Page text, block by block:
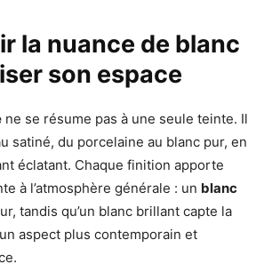
la nuance de blanc
son espace
ne se résume pas à une seule teinte. Il
satiné, du porcelaine au blanc pur, en
éclatant. Chaque finition apporte
à l’atmosphère générale : un blanc
tandis qu’un blanc brillant capte la
aspect plus contemporain et